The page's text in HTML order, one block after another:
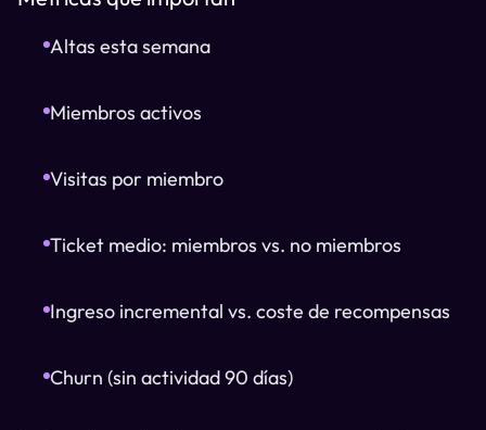
Altas esta semana
Miembros activos
Visitas por miembro
Ticket medio: miembros vs. no miembros
Ingreso incremental vs. coste de recompensas
Churn (sin actividad 90 días)